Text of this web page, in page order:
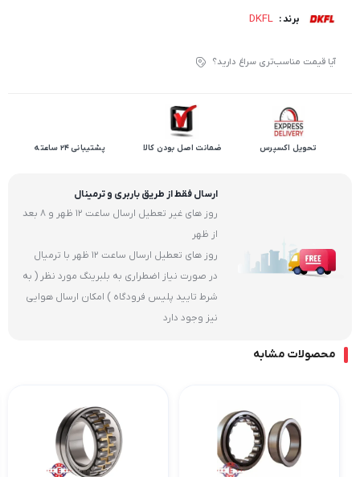
برند : DKFL
آیا قیمت مناسب‌تری سراغ دارید؟
تحویل اکسپرس ضمانت اصل بودن کالا پشتیبانی 24 ساعته
ارسال فقط از طریق باربری و ترمینال
روز های غیر تعطیل ارسال ساعت 12 ظهر و 8 بعد
از ظهر
روز های تعطیل ارسال ساعت 12 ظهر با ترمیال
در صورت نیاز اضطراری به بلبرینگ مورد نظر ( به
شرط تایید پلیس فرودگاه ) امکان ارسال هوایی
نیز وجود دارد
محصولات مشابه